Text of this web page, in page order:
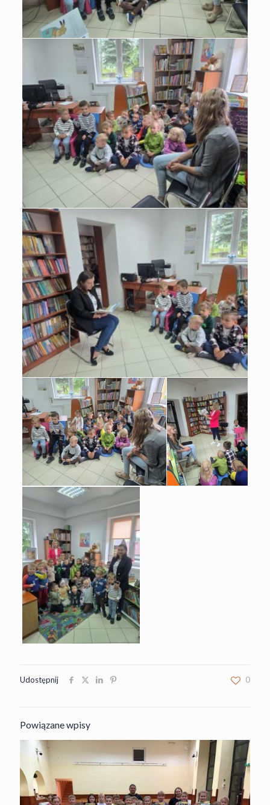
Udostępnij 0
Powiązane wpisy